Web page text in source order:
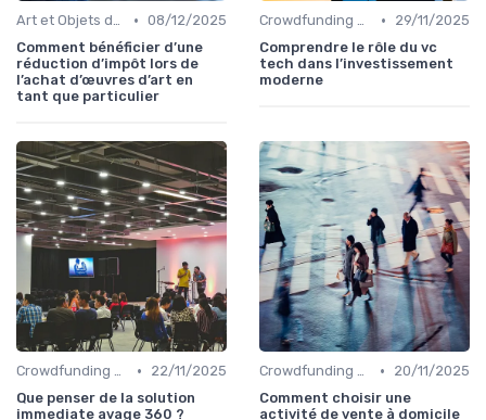
Art et Objets de Collection • 08/12/2025
Comment bénéficier d’une
réduction d’impôt lors de
l’achat d’œuvres d’art en
tant que particulier
Crowdfunding et Capital Risque •
29/11/2025
Comprendre le rôle du vc
tech dans l’investissement
moderne
Crowdfunding et Capital Risque •
22/11/2025
Que penser de la solution
immediate avage 360 ?
Crowdfunding et Capital Risque •
20/11/2025
Comment choisir une
activité de vente à domicile